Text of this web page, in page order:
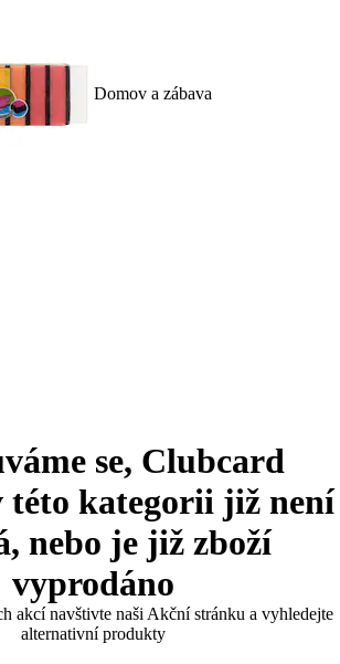
Domov a zábava
se, Clubcard
této kategorii již není
nebo je již zboží
vyprodáno
akcí navštivte naši Akční stránku a vyhledejte
alternativní produkty